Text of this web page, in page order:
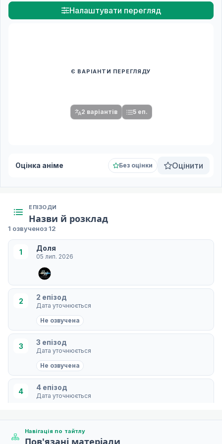
Налаштувати перегляд
Є ВАРІАНТИ ПЕРЕГЛЯДУ
2 варіантів 5 еп.
Оцінка аніме Без оцінки Оцінити
ЕПІЗОДИ
Назви й розклад
1 озвученоз 12
1 Доля
05 лип. 2026
2 2 епізод
Дата уточнюється
Не озвучена
3 3 епізод
Дата уточнюється
Не озвучена
4 4 епізод
Дата уточнюється
5 5 епізод
Дата уточнюється
Навігація по тайтлу
Пов'язані матеріали